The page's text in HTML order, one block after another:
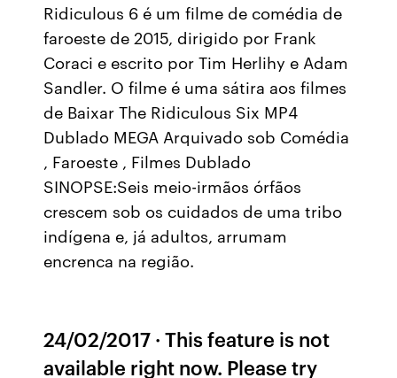
Ridiculous 6 é um filme de comédia de
faroeste de 2015, dirigido por Frank
Coraci e escrito por Tim Herlihy e Adam
Sandler. O filme é uma sátira aos filmes
de Baixar The Ridiculous Six MP4
Dublado MEGA Arquivado sob Comédia
, Faroeste , Filmes Dublado
SINOPSE:Seis meio-irmãos órfãos
crescem sob os cuidados de uma tribo
indígena e, já adultos, arrumam
encrenca na região.
24/02/2017 · This feature is not
available right now. Please try